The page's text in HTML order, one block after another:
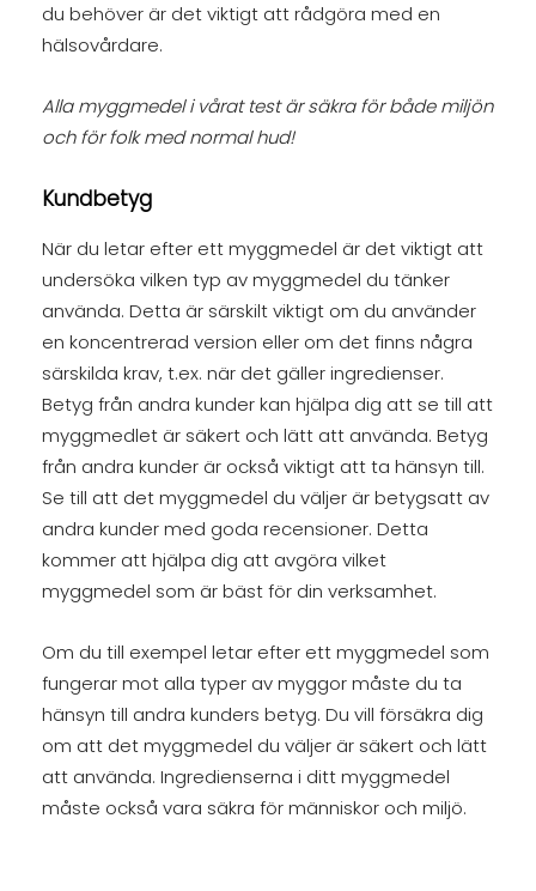
du behöver är det viktigt att rådgöra med en
hälsovårdare.
Alla myggmedel i vårat test är säkra för både miljön
och för folk med normal hud!
Kundbetyg
När du letar efter ett myggmedel är det viktigt att
undersöka vilken typ av myggmedel du tänker
använda. Detta är särskilt viktigt om du använder
en koncentrerad version eller om det finns några
särskilda krav, t.ex. när det gäller ingredienser.
Betyg från andra kunder kan hjälpa dig att se till att
myggmedlet är säkert och lätt att använda. Betyg
från andra kunder är också viktigt att ta hänsyn till.
Se till att det myggmedel du väljer är betygsatt av
andra kunder med goda recensioner. Detta
kommer att hjälpa dig att avgöra vilket
myggmedel som är bäst för din verksamhet.
Om du till exempel letar efter ett myggmedel som
fungerar mot alla typer av myggor måste du ta
hänsyn till andra kunders betyg. Du vill försäkra dig
om att det myggmedel du väljer är säkert och lätt
att använda. Ingredienserna i ditt myggmedel
måste också vara säkra för människor och miljö.